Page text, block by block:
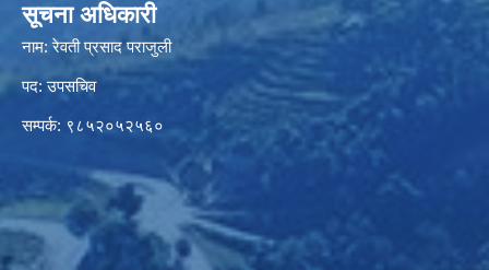
सूचना अधिकारी
नाम: रेवती प्रसाद पराजुली
पद: उपसचिव
सम्पर्क: ९८५२०५२५६०